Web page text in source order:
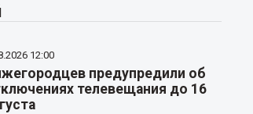
12:00
предупредили об
телевещания до 16